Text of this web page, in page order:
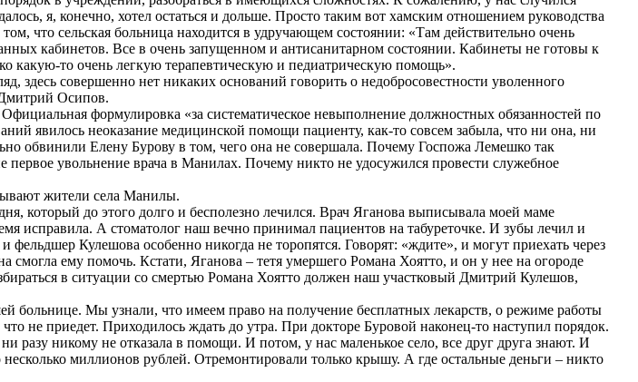
я, конечно, хотел остаться и дольше. Просто таким вот хамским отношением руководства
что сельская больница находится в удручающем состоянии: «Там действительно очень
кабинетов. Все в очень запущенном и антисанитарном состоянии. Кабинеты не готовы к
какую-то очень легкую терапевтическую и педиатрическую помощь».
совершенно нет никаких оснований говорить о недобросовестности уволенного
Дмитрий Осипов.
формулировка «за систематическое невыполнение должностных обязанностей по
явилось неоказание медицинской помощи пациенту, как-то совсем забыла, что ни она, ни
обвинили Елену Бурову в том, чего она не совершала. Почему Госпожа Лемешко так
увольнение врача в Манилах. Почему никто не удосужился провести служебное
жители села Манилы.
который до этого долго и бесполезно лечился. Врач Яганова выписывала моей маме
исправила. А стоматолог наш вечно принимал пациентов на табуреточке. И зубы лечил и
Кулешова особенно никогда не торопятся. Говорят: «ждите», и могут приехать через
смогла ему помочь. Кстати, Яганова – тетя умершего Романа Хоятто, и он у нее на огороде
в ситуации со смертью Романа Хоятто должен наш участковый Дмитрий Кулешов,
больнице. Мы узнали, что имеем право на получение бесплатных лекарств, о режиме работы
не приедет. Приходилось ждать до утра. При докторе Буровой наконец-то наступил порядок.
никому не отказала в помощи. И потом, у нас маленькое село, все друг друга знают. И
миллионов рублей. Отремонтировали только крышу. А где остальные деньги – никто